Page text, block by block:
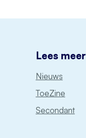
Lees meer
Nieuws
ToeZine
Secondant